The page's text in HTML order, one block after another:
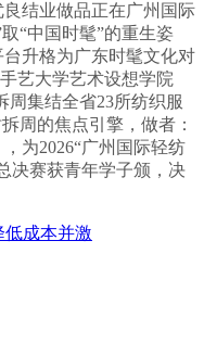
结业做品正在广州国际
“中国时髦”的重生姿
升格为广东时髦文化对
艺大学艺术设想学院
周集结全省23所纺织服
周的焦点引擎，做者：
为2026“广州国际轻纺
决赛获青年学子颁，决
成本并激